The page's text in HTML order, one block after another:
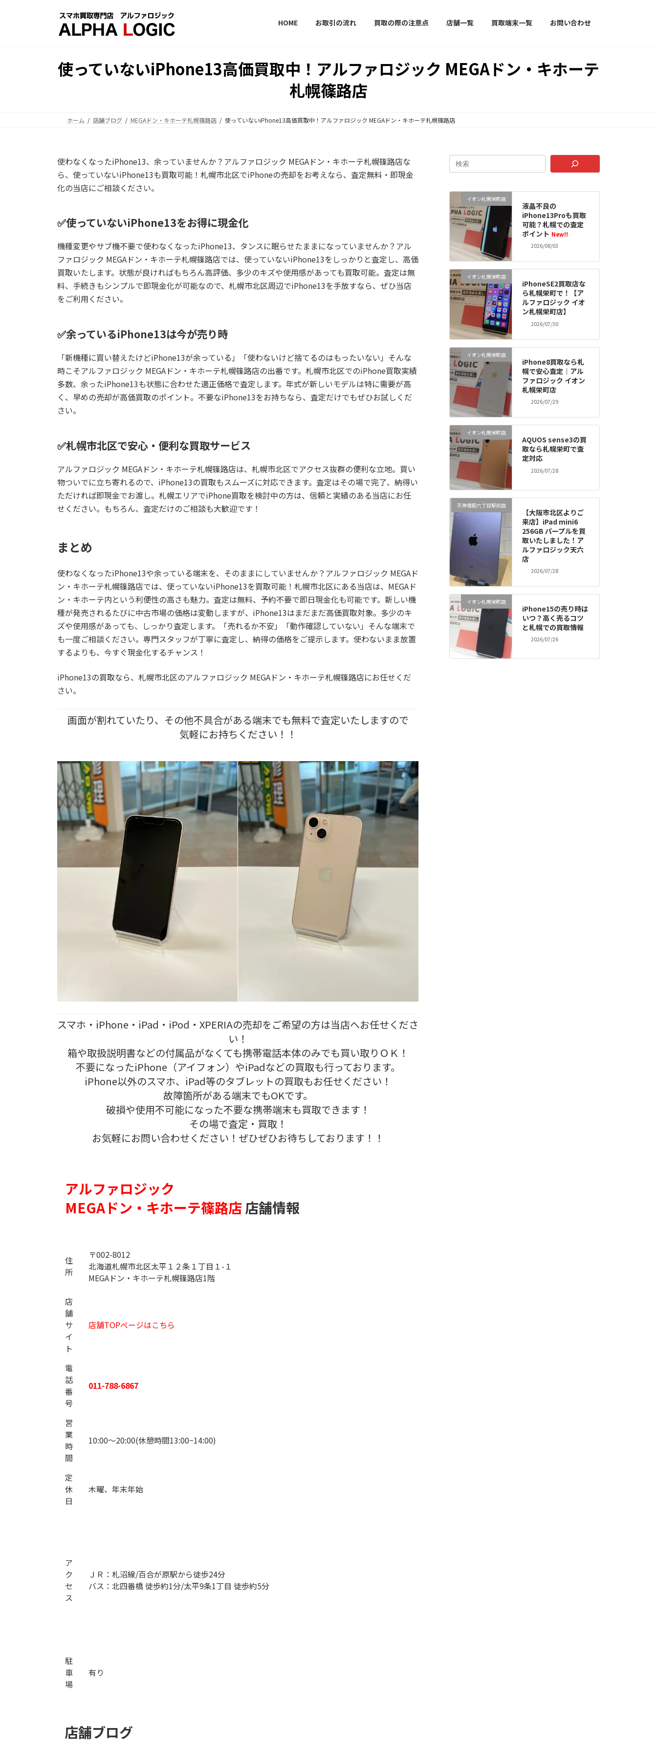
HOME お取引の流れ 買取の際の注意点 店舗一覧 買取端末一覧 お問い合わせ
使っていないiPhone13高価買取中！アルファロジック MEGAドン・キホーテ
札幌篠路店
ホーム 店舗ブログ MEGAドン・キホーテ札幌篠路店 使っていないiPhone13高価買取中！アルファロジック MEGAドン・キホーテ札幌篠路店
使わなくなったiPhone13、余っていませんか？ アルファロジック MEGAドン・キホーテ札幌篠路店な
ら、使っていないiPhone13も買取可能！札幌市北区でiPhoneの売却をお考えなら、査定無料・即現金
化の当店にご相談ください。
✅使っていないiPhone13をお得に現金化
機種変更やサブ機不要で使わなくなったiPhone13、タンスに眠らせたままになっていませんか？ アル
ファロジック MEGAドン・キホーテ札幌篠路店では、使っていないiPhone13をしっかりと査定し、高価
買取いたします。状態が良ければもちろん高評価、多少のキズや使用感があっても買取可能。査定は無
料、手続きもシンプルで即現金化が可能なので、札幌市北区周辺でiPhone13を手放すなら、ぜひ当店
をご利用ください。
✅余っているiPhone13は今が売り時
「新機種に買い替えたけどiPhone13が余っている」「使わないけど捨てるのはもったいない」そんな
時こそアルファロジック MEGAドン・キホーテ札幌篠路店の出番です。札幌市北区でのiPhone買取実績
多数、余ったiPhone13も状態に合わせた適正価格で査定します。年式が新しいモデルは特に需要が高
く、早めの売却が高価買取のポイント。不要なiPhone13をお持ちなら、査定だけでもぜひお試しくだ
さい。
✅札幌市北区で安心・便利な買取サービス
アルファロジック MEGAドン・キホーテ札幌篠路店は、札幌市北区でアクセス抜群の便利な立地。買い
物ついでに立ち寄れるので、iPhone13の買取もスムーズに対応できます。査定はその場で完了、納得い
ただければ即現金でお渡し。札幌エリアでiPhone買取を検討中の方は、信頼と実績のある当店にお任
せください。もちろん、査定だけのご相談も大歓迎です！
まとめ
使わなくなったiPhone13や余っている端末を、そのままにしていませんか？ アルファロジック MEGAド
ン・キホーテ札幌篠路店では、使っていないiPhone13を買取可能！札幌市北区にある当店は、MEGAド
ン・キホーテ内という利便性の高さも魅力。査定は無料、予約不要で即日現金化も可能です。新しい機
種が発売されるたびに中古市場の価格は変動しますが、iPhone13はまだまだ高価買取対象。多少のキ
ズや使用感があっても、しっかり査定します。「売れるか不安」「動作確認していない」そんな端末で
も一度ご相談ください。専門スタッフが丁寧に査定し、納得の価格をご提示します。使わないまま放置
するよりも、今すぐ現金化するチャンス！
iPhone13の買取なら、札幌市北区のアルファロジック MEGAドン・キホーテ札幌篠路店にお任せくだ
さい。
画面が割れていたり、その他不具合がある端末でも無料で査定いたしますので
気軽にお持ちください！！
スマホ・iPhone・iPad・iPod・XPERIAの売却をご希望の方は当店へお任せくださ
い！
箱や取扱説明書などの付属品がなくても携帯電話本体のみでも買い取りＯＫ！
不要になったiPhone（アイフォン）やiPadなどの買取も行っております。
iPhone以外のスマホ、iPad等のタブレットの買取もお任せください！
故障箇所がある端末でもOKです。
破損や使用不可能になった不要な携帯端末も買取できます！
その場で査定・買取！
お気軽にお問い合わせください！ぜひぜひお待ちしております！！
アルファロジック
MEGAドン・キホーテ篠路店店舗情報
住
所
〒002-8012
北海道札幌市北区太平１２条１丁目１-１
MEGAドン・キホーテ札幌篠路店1階
店
舗
サ
イ
ト
店舗TOPぺージはこちら
電
話
番
号
011-788-6867
営
業
時
間
10:00～20:00(休憩時間13:00~14:00)
定
休
日
木曜、年末年始
ア
ク
セ
ス
ＪＲ：札沼線/百合が原駅から徒歩24分
バス：北四番橋 徒歩約1分/太平9条1丁目 徒歩約5分
駐
車
場
有り
店舗ブログ
イオン札幌栄町店
液晶不良の
iPhone13Proも買取
可能？札幌での査定
ポイント New!!
2026/08/03
イオン札幌栄町店
iPhoneSE2買取店な
ら札幌栄町で！【ア
ルファロジック イオ
ン札幌栄町店】
2026/07/30
イオン札幌栄町店
iPhone8買取なら札
幌で安心査定｜アル
ファロジック イオン
札幌栄町店
2026/07/29
イオン札幌栄町店
AQUOS sense3の買
取なら札幌栄町で査
定対応
2026/07/28
天神橋筋六丁目駅前店
【大阪市北区よりご
来店】iPad mini6
256GB パープルを買
取いたしました！ア
ルファロジック天六
店
2026/07/28
イオン札幌栄町店
iPhone15の売り時は
いつ？高く売るコツ
と札幌での買取情報
2026/07/26